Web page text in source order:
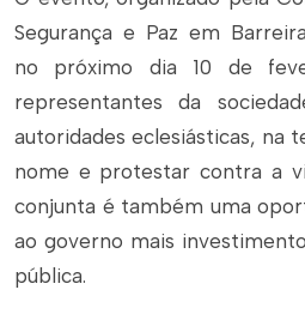
Segurança e Paz em
no próximo dia 10 de
representantes da
autoridades eclesiásticas, na
nome e protestar contra a
conjunta é também uma
ao governo mais
pública.